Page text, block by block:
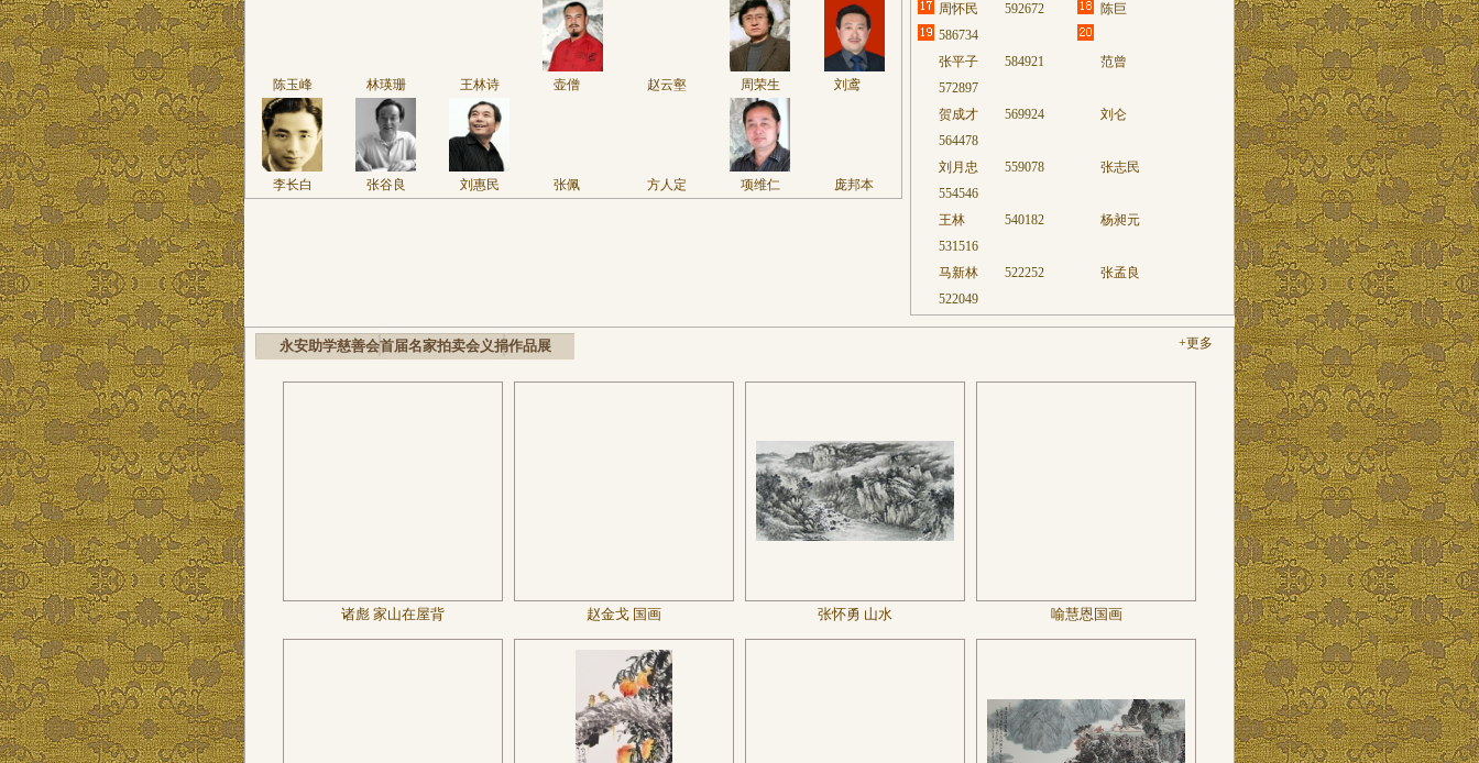
陈玉峰 林瑛珊 王林诗 壶僧 赵云壑 周荣生 刘鸢
李长白 张谷良 刘惠民 张佩 方人定 项维仁 庞邦本
周怀民 592672 陈巨
586734
张平子 584921 范曾
572897
贺成才 569924 刘仑
564478
刘月忠 559078 张志民
554546
王林
540182 杨昶元
531516
马新林 522252 张孟良
522049
永安助学慈善会首届名家拍卖会义捐作品展 +更多
诸彪 家山在屋背 赵金戈 国画 张怀勇 山水 喻慧恩国画